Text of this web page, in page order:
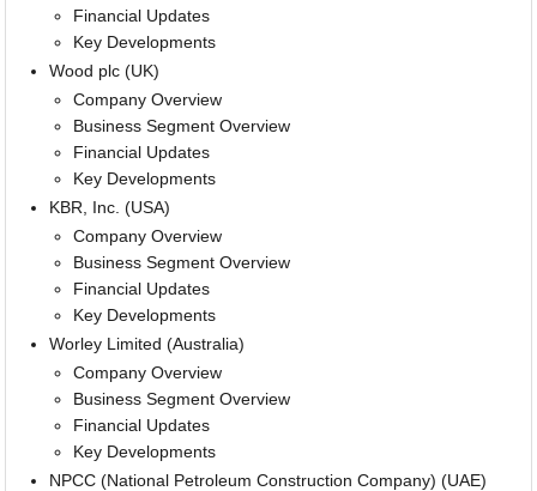
Financial Updates
Key Developments
Wood plc (UK)
Company Overview
Business Segment Overview
Financial Updates
Key Developments
KBR, Inc. (USA)
Company Overview
Business Segment Overview
Financial Updates
Key Developments
Worley Limited (Australia)
Company Overview
Business Segment Overview
Financial Updates
Key Developments
NPCC (National Petroleum Construction Company) (UAE)